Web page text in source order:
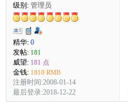
级别: 管理员
精华: 0
发帖: 181
威望: 181 点
金钱: 1810 RMB
注册时间:2008-01-14
最后登录:2018-12-22